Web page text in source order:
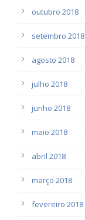
outubro 2018
setembro 2018
agosto 2018
julho 2018
junho 2018
maio 2018
abril 2018
março 2018
fevereiro 2018